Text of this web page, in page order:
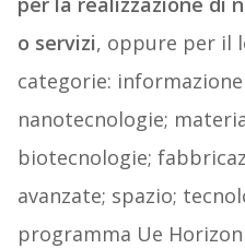
o servizi, oppure per il
categorie:
nanotecnologie;
biotecnologie;
avanzate; spazio;
programma Ue Horizon